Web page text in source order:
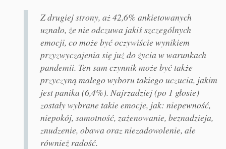
Z drugiej strony, aż 42,6% ankietowanych
uznało, że nie odczuwa jakiś szczególnych
emocji, co może być oczywiście wynikiem
przyzwyczajenia się już do życia w warunkach
pandemii. Ten sam czynnik może być także
przyczyną małego wyboru takiego uczucia, jakim
jest panika (6,4%). Najrzadziej (po 1 głosie)
zostały wybrane takie emocje, jak: niepewność,
niepokój, samotność, zażenowanie, beznadzieja,
znudzenie, obawa oraz niezadowolenie, ale
również radość.